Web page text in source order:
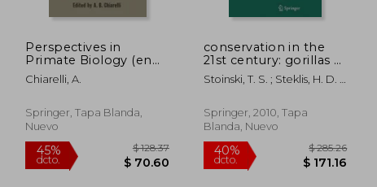
$ 111.10
45%
dcto.
Perspectives in
Primate Biology (en
Inglés)
Chiarelli, A.
Springer, Tapa Blanda,
Nuevo
conservation in the
21st century: gorillas as
a case study (en
Inglés)
Stoinski, T. S. ; Steklis, H. D. ;
Springer, 2010, Tapa
Blanda, Nuevo